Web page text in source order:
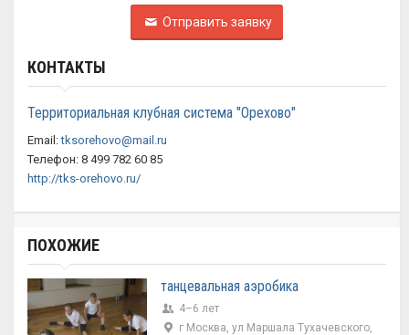
Отправить заявку
КОНТАКТЫ
Территориальная клубная система "Орехово"
Email:tksorehovo@mail.ru
Телефон: 8 499 782 60 85
http://tks-orehovo.ru/
ПОХОЖИЕ
танцевальная аэробика
4–6 лет
г Москва, ул Маршала Тухачевского,